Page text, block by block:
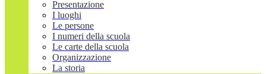
Presentazione
I luoghi
Le persone
I numeri della scuola
Le carte della scuola
Organizzazione
La storia